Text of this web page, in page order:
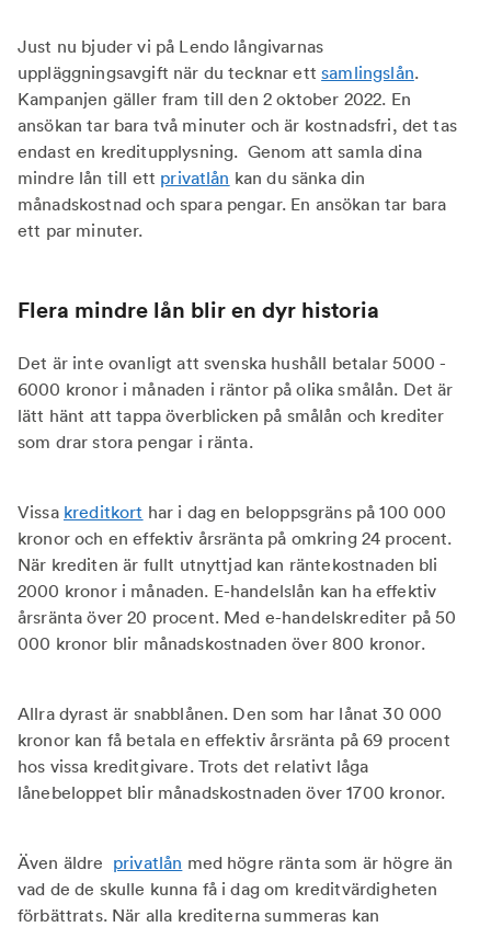
Just nu bjuder vi på Lendo långivarnas
uppläggningsavgift när du tecknar ettsamlingslån.
Kampanjen gäller fram till den 2 oktober 2022. En
ansökan tar bara två minuter och är kostnadsfri, det tas
endast en kreditupplysning. Genom att samla dina
mindre lån till ett privatlån kan du sänka din
månadskostnad och spara pengar. En ansökan tar bara
ett par minuter.
Flera mindre lån blir en dyr historia
Det är inte ovanligt att svenska hushåll betalar 5000 -
6000 kronor i månaden i räntor på olika smålån. Det är
lätt hänt att tappa överblicken på smålån och krediter
som drar stora pengar i ränta.
Vissa kreditkort har i dag en beloppsgräns på 100 000
kronor och en effektiv årsränta på omkring 24 procent.
När krediten är fullt utnyttjad kan räntekostnaden bli
2000 kronor i månaden. E-handelslån kan ha effektiv
årsränta över 20 procent. Med e-handelskrediter på 50
000 kronor blir månadskostnaden över 800 kronor.
Allra dyrast är snabblånen. Den som har lånat 30 000
kronor kan få betala en effektiv årsränta på 69 procent
hos vissa kreditgivare. Trots det relativt låga
lånebeloppet blir månadskostnaden över 1700 kronor.
Även äldre privatlån med högre ränta som är högre än
vad de de skulle kunna få i dag om kreditvärdigheten
förbättrats. När alla krediterna summeras kan